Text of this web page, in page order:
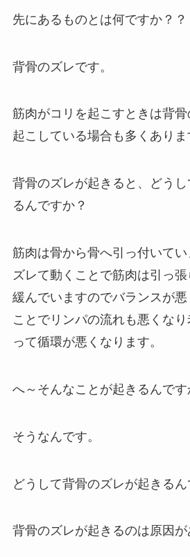
先にあるものとは何ですか？？
背骨のズレです。
筋肉がコリを起こすときは背
起こしている場合も多くありま
背骨のズレが起きると、どう
るんですか？
筋肉は骨から骨へ引っ付いて
ズレて動くことで筋肉は引っ
緩んでいますのでバランスが
ことでリンパの流れも悪くな
って循環が悪くなります。
へ～そんなことが起きるんです
そうなんです。
どうして背骨のズレが起きるん
背骨のズレが起きるのは原因が